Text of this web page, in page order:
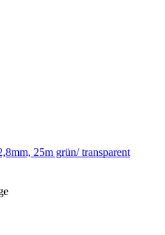
25m grün/ transparent